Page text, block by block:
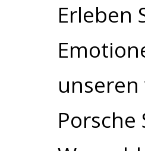
Erleben